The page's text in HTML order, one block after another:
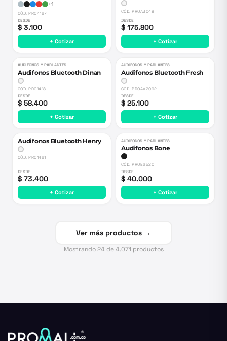
+1
CÓD.PRO4167
DESDE
$ 3.100
+ Cotizar
CÓD.PROA3049
DESDE
$ 175.800
+ Cotizar
AUDIFONOS Y PARLANTES
Audifonos Bluetooth Dinan
CÓD.PRO1418
DESDE
$ 58.400
+ Cotizar
AUDIFONOS Y PARLANTES
Audifonos Bluetooth Fresh
CÓD.PROAV2092
DESDE
$ 25.100
+ Cotizar
Audifonos Bluetooth Henry
CÓD.PRO1461
DESDE
$ 73.400
+ Cotizar
AUDIFONOS Y PARLANTES
Audifonos Bone
CÓD.PROE2520
DESDE
$ 40.000
+ Cotizar
Ver más productos →
Mostrando24 de4.071 productos